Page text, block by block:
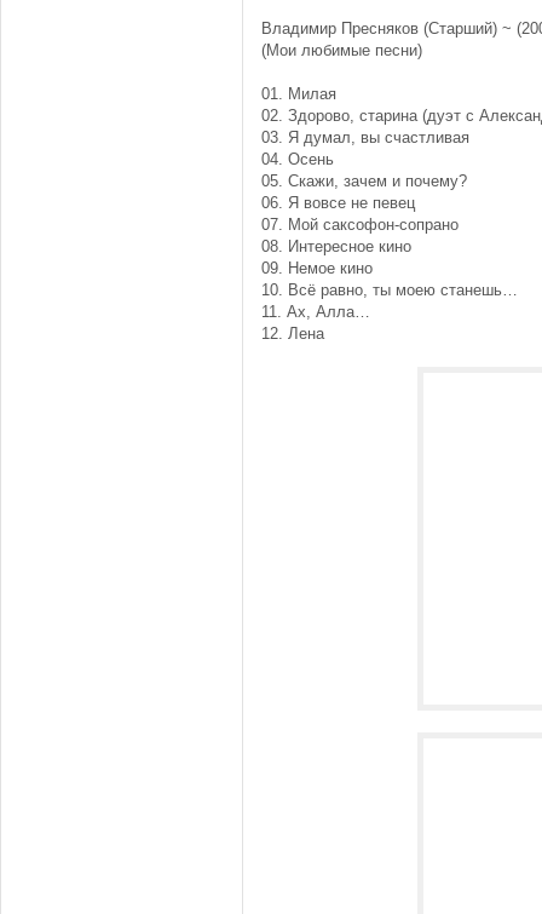
Владимир Пресняков (Старший) ~
(Мои любимые песни)
01. Милая
02. Здорово, старина (дуэт с
03. Я думал, вы счастливая
04. Осень
05. Скажи, зачем и почему?
06. Я вовсе не певец
07. Мой саксофон-сопрано
08. Интересное кино
09. Немое кино
10. Всё равно, ты моею станешь…
11. Ах, Алла…
12. Лена